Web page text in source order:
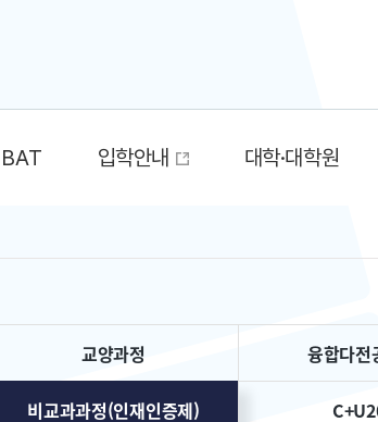
입학안내 대학·대학원
교양과정 융합다전
비교과과정(인재인증제)